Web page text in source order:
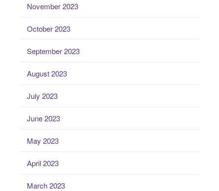
November 2023
October 2023
September 2023
August 2023
July 2023
June 2023
May 2023
April 2023
March 2023